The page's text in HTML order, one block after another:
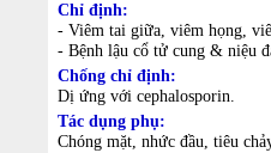
Chỉ định:
- Viêm tai giữa, viêm họng,
- Bệnh lậu cổ tử cung & niệu
Chống chỉ định:
Dị ứng với cephalosporin.
Tác dụng phụ:
Chóng mặt, nhức đầu, tiêu